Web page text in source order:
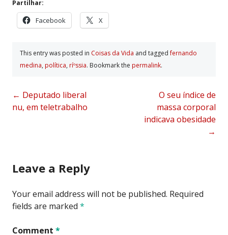
Partilhar:
Facebook X
This entry was posted in Coisas da Vida and taggedfernando
medina, polí­tica, ríºssia. Bookmark the permalink.
Post
navigation
← Deputado liberal
nu, em teletrabalho
O seu índice de
massa corporal
indicava obesidade
→
Leave a Reply
Your email address will not be published. Required
fields are marked *
Comment *